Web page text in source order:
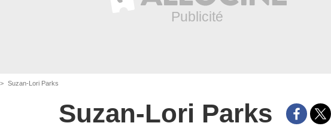
Suzan-Lori Parks
Suzan-Lori Parks